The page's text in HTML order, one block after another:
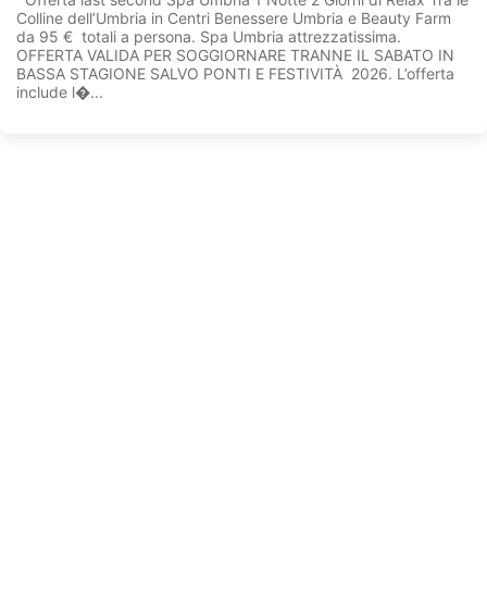
Colline dell’Umbria in Centri Benessere Umbria e Beauty Farm
da 95 € totali a persona. Spa Umbria attrezzatissima.
OFFERTA VALIDA PER SOGGIORNARE TRANNE IL SABATO IN
BASSA STAGIONE SALVO PONTI E FESTIVITÀ 2026. L’offerta
include l�...